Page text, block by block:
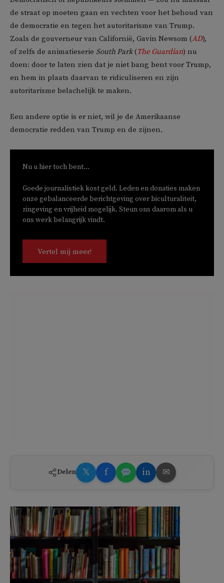
de straat op moeten gaan en vechten voor het behoud van
de democratie en tegen het autoritarisme van Trump.
Zoals de gouverneur van Californië, Gavin Newsom (AD),
of zelfs de animatieserie South Park(The Guardian) nu
doen: door te laten zien dat je niet bang bent voor Trump,
en hem in plaats daarvan te ridiculiseren en zijn
autoritarisme belachelijk te maken.
Een andere optie is er niet, wil je de Amerikaanse
democratie redden van Trump en de zijnen.
Nu u hier toch bent...
Goede journalistiek kost geld. Leden en donaties maken
onze gebalanceerde berichtgeving over biculturaliteit,
zingeving en vrijheid mogelijk. Steun ons daarom als u
ons werk belangrijk vindt.
Vertel mij meer!
Delen 𝕏 f in ✉